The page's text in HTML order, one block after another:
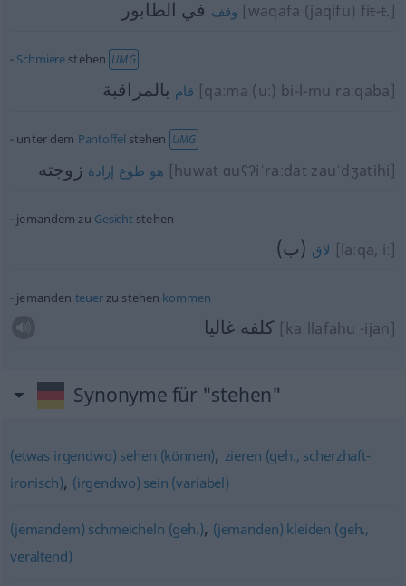
وقف في الطابور [waqafa (jaqifu) fit-t.]
Schmiere stehen UMG
قام بالمراقبة [qaːma (uː) bi-l-muˈraːqaba]
unter dem Pantoffel stehen UMG
هو طوع إرادة زوجته [huwatɑuʕʔiˈraːdat zauˈdʒatihi]
jemandem zu Gesicht stehen
لاق (ب) [laːqa, iː]
jemanden teuerzu stehen kommen
كلفه غاليا [kaˈllafahu -ijan]
Synonyme für "stehen"
(etwas irgendwo) sehen (können), zieren (geh., scherzhaft-
ironisch), (irgendwo) sein (variabel)
(jemandem) schmeicheln (geh.), (jemanden) kleiden (geh.,
veraltend)